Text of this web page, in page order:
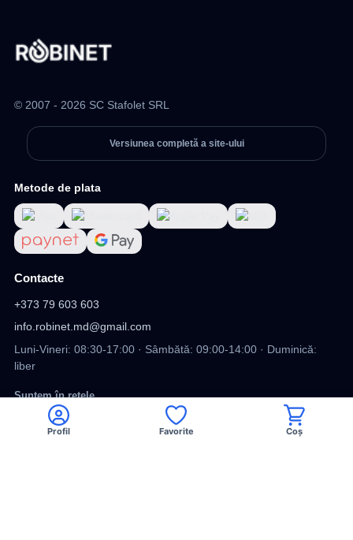
© 2007 - 2026 SC Stafolet SRL
Versiunea completă a site-ului
Metode de plata
Contacte
+373 79 603 603
info.robinet.md@gmail.com
Luni-Vineri: 08:30-17:00 · Sâmbătă: 09:00-14:00 · Duminică:
liber
Suntem în rețele
Facebook
Profil Favorite Coș